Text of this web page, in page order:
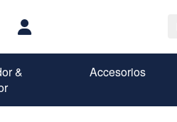
&
Accesorios